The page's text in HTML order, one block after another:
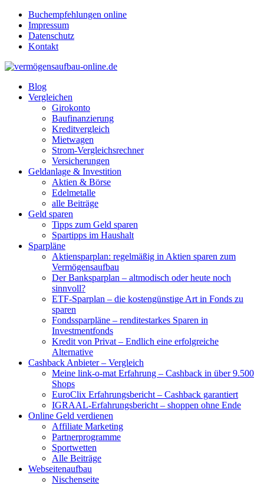
Buchempfehlungen online
Impressum
Datenschutz
Kontakt
Blog
Vergleichen
Girokonto
Baufinanzierung
Kreditvergleich
Mietwagen
Strom-Vergleichsrechner
Versicherungen
Geldanlage & Investition
Aktien & Börse
Edelmetalle
alle Beiträge
Geld sparen
Tipps zum Geld sparen
Spartipps im Haushalt
Sparpläne
Aktiensparplan: regelmäßig in Aktien sparen zum
Vermögensaufbau
Der Banksparplan – altmodisch oder heute noch
sinnvoll?
ETF-Sparplan – die kostengünstige Art in Fonds zu
sparen
Fondssparpläne – renditestarkes Sparen in
Investmentfonds
Kredit von Privat – Endlich eine erfolgreiche
Alternative
Cashback Anbieter – Vergleich
Meine link-o-mat Erfahrung – Cashback in über 9.500
Shops
EuroClix Erfahrungsbericht – Cashback garantiert
IGRAAL-Erfahrungsbericht – shoppen ohne Ende
Online Geld verdienen
Affiliate Marketing
Partnerprogramme
Sportwetten
Alle Beiträge
Webseitenaufbau
Nischenseite